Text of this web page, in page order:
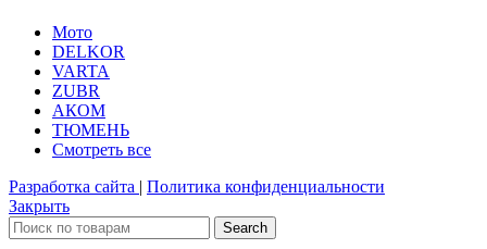
Мото
DELKOR
VARTA
ZUBR
АКОМ
ТЮМЕНЬ
Смотреть все
Разработка сайта | Политика конфиденциальности
Закрыть
Search